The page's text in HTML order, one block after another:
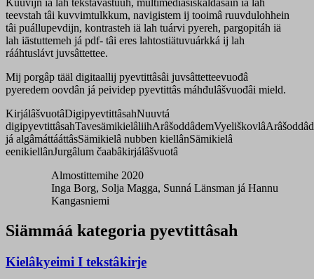
Kuuvijn iä lah tekstâvastuuh, multimediasiskáldâsâin iä lah
teevstah tâi kuvvimtulkkum, navigistem ij tooimâ ruuvdulohhein
tâi puállupevdijn, kontrasteh iä lah tuárvi pyereh, pargopitáh iä
lah iästuttemeh já pdf- tâi eres lahtostiätuvuárkká ij lah
rááhtuslávt juvsâttettee.
Mij porgâp tääl digitaallij pyevtittâsâi juvsâttetteevuođâ
pyeredem oovdân já peividep pyevtittâs máhđulâšvuođâi mield.
KirjálâšvuotâDigipyevtittâsahNuuvtá
digipyevtittâsahTavesämikielâliihArâšoddâdemVyeliškovlâ
já algâmáttááttâsSämikielâ nubben kiellânSämikielâ
eenikiellânJurgâlum čaabâkirjálâšvuotâ
Almostittemihe 2020
Inga Borg, Solja Magga, Sunná Länsman já Hannu
Kangasniemi
Siämmáá kategoria pyevtittâsah
Kielâkyeimi I tekstâkirje